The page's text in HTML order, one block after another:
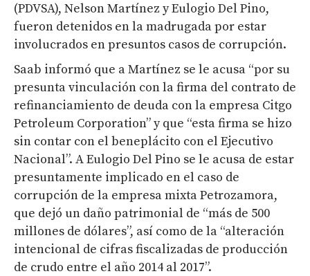
(PDVSA), Nelson Martínez y Eulogio Del Pino,
fueron detenidos en la madrugada por estar
involucrados en presuntos casos de corrupción.
Saab informó que a Martínez se le acusa “por su
presunta vinculación con la firma del contrato de
refinanciamiento de deuda con la empresa Citgo
Petroleum Corporation” y que “esta firma se hizo
sin contar con el beneplácito con el Ejecutivo
Nacional”. A Eulogio Del Pino se le acusa de estar
presuntamente implicado en el caso de
corrupción de la empresa mixta Petrozamora,
que dejó un daño patrimonial de “más de 500
millones de dólares”, así como de la “alteración
intencional de cifras fiscalizadas de producción
de crudo entre el año 2014 al 2017”.